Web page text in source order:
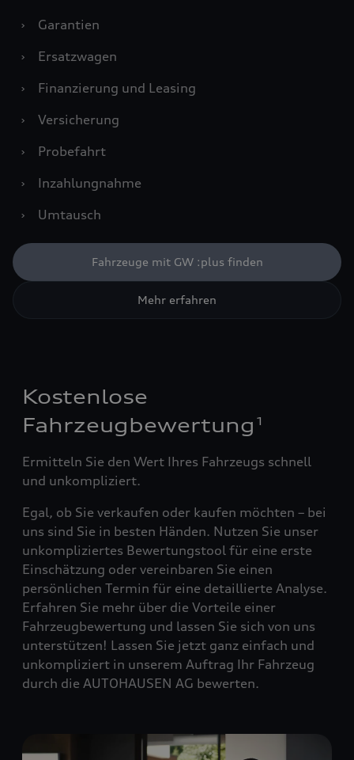
›
Garantien
›
Ersatzwagen
›
Finanzierung und Leasing
›
Versicherung
›
Probefahrt
›
Inzahlungnahme
›
Umtausch
Fahrzeuge mit GW :plus finden
Mehr erfahren
Kostenlose
Fahrzeugbewertung 1
Ermitteln Sie den Wert Ihres Fahrzeugs schnell
und unkompliziert.
Egal, ob Sie verkaufen oder kaufen möchten – bei
uns sind Sie in besten Händen. Nutzen Sie unser
unkompliziertes Bewertungstool für eine erste
Einschätzung oder vereinbaren Sie einen
persönlichen Termin für eine detaillierte Analyse.
Erfahren Sie mehr über die Vorteile einer
Fahrzeugbewertung und lassen Sie sich von uns
unterstützen! Lassen Sie jetzt ganz einfach und
unkompliziert in unserem Auftrag Ihr Fahrzeug
durch die AUTOHAUSEN AG bewerten.